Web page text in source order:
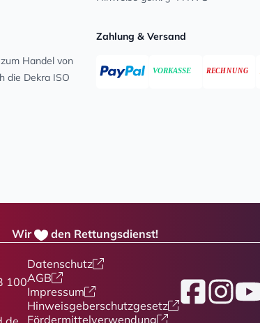
Handel von
die Dekra ISO
Zahlung & Versand
Wir den Rettungsdienst!
100
Datenschutz
AGB
Impressum
Hinweisgeberschutzgesetz
Fördermittelverwendung
FacebookInstagram